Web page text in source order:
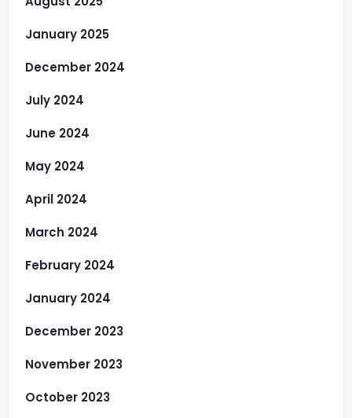
January 2025
December 2024
July 2024
June 2024
May 2024
April 2024
March 2024
February 2024
January 2024
December 2023
November 2023
October 2023